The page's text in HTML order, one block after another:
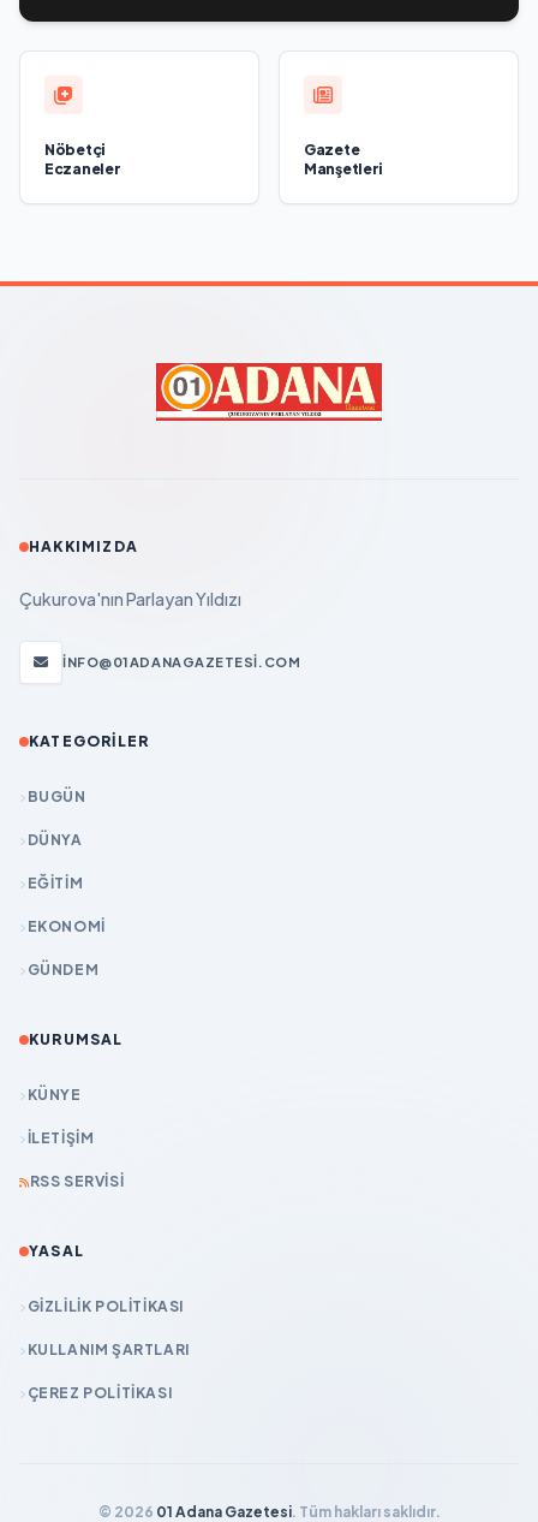
Nöbetçi
Eczaneler
Gazete
Manşetleri
HAKKIMIZDA
Çukurova'nın Parlayan Yıldızı
INFO@01ADANAGAZETESI.COM
KATEGORILER
BUGÜN
DÜNYA
EĞİTİM
EKONOMİ
GÜNDEM
KURUMSAL
KÜNYE
İLETIŞIM
RSS SERVISI
YASAL
GIZLILIK POLITIKASI
KULLANIM ŞARTLARI
ÇEREZ POLITIKASI
© 2026 01 Adana Gazetesi. Tüm hakları saklıdır.